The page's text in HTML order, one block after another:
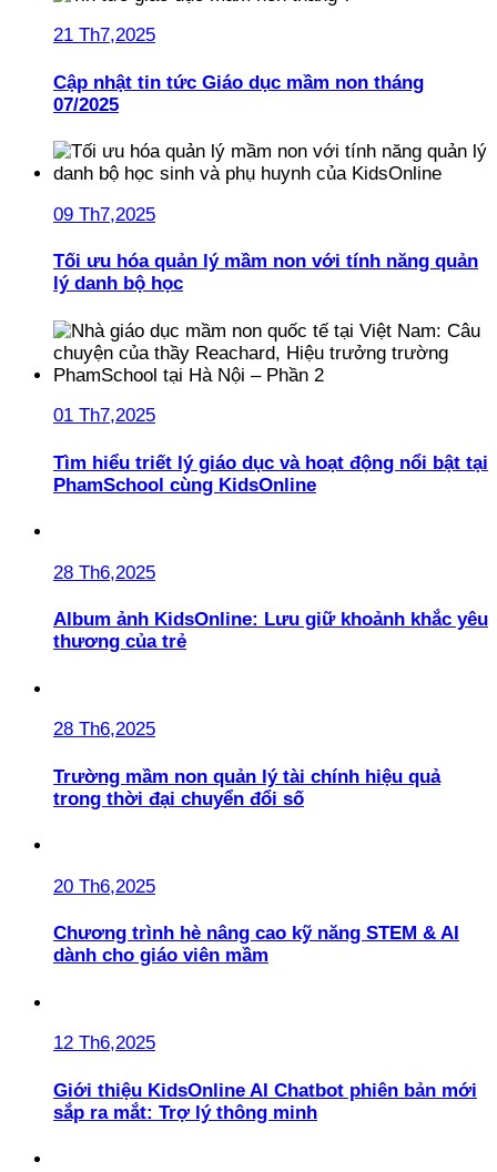
21 Th7,2025
Cập nhật tin tức Giáo dục mầm non tháng
07/2025
09 Th7,2025
Tối ưu hóa quản lý mầm non với tính năng quản
lý danh bộ học
01 Th7,2025
Tìm hiểu triết lý giáo dục và hoạt động nổi bật tại
PhamSchool cùng KidsOnline
28 Th6,2025
Album ảnh KidsOnline: Lưu giữ khoảnh khắc yêu
thương của trẻ
28 Th6,2025
Trường mầm non quản lý tài chính hiệu quả
trong thời đại chuyển đổi số
20 Th6,2025
Chương trình hè nâng cao kỹ năng STEM & AI
dành cho giáo viên mầm
12 Th6,2025
Giới thiệu KidsOnline AI Chatbot phiên bản mới
sắp ra mắt: Trợ lý thông minh